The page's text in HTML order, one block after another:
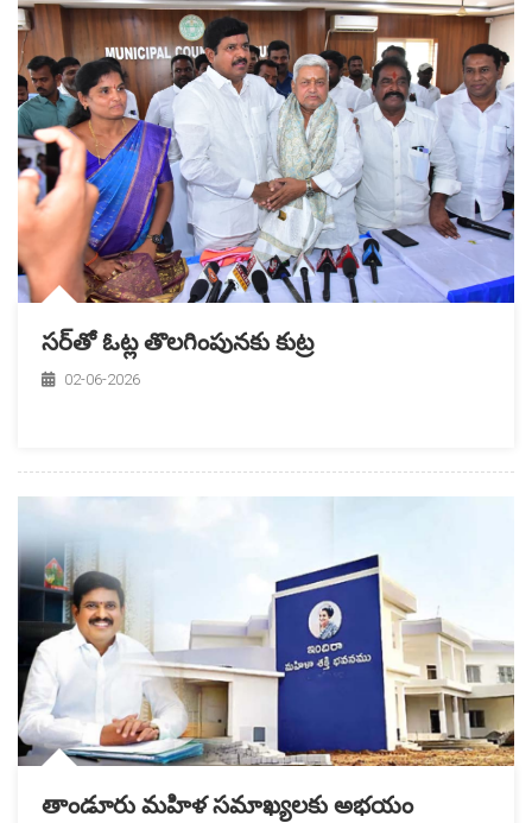
సర్‌తో ఓట్ల తొలగింపునకు కుట్ర
02-06-2026
తాండూరు మహిళ సమాఖ్యలకు అభయం